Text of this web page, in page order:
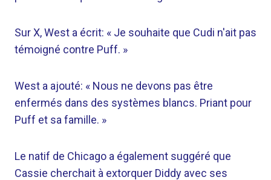
Sur X, West a écrit: « Je souhaite que Cudi n'ait pas
témoigné contre Puff. »
West a ajouté: « Nous ne devons pas être
enfermés dans des systèmes blancs. Priant pour
Puff et sa famille. »
Le natif de Chicago a également suggéré que
Cassie cherchait à extorquer Diddy avec ses